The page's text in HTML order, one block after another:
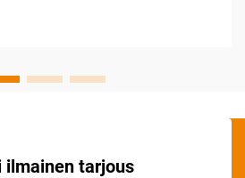
ilmainen tarjous